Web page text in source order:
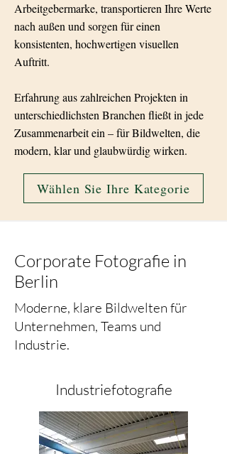
Arbeitgebermarke, transportieren Ihre Werte
nach außen und sorgen für einen
konsistenten, hochwertigen visuellen
Auftritt.
Erfahrung aus zahlreichen Projekten in
unterschiedlichsten Branchen fließt in jede
Zusammenarbeit ein – für Bildwelten, die
modern, klar und glaubwürdig wirken.
Wählen Sie Ihre Kategorie
Corporate Fotografie in
Berlin
Moderne, klare Bildwelten für
Unternehmen, Teams und
Industrie.
Industriefotografie